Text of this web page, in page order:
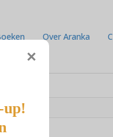
Over Aranka
×
up!